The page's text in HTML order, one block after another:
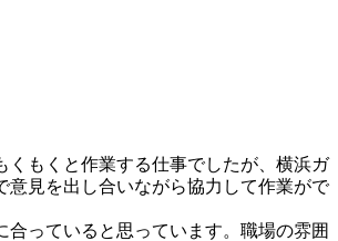
くもくと作業する仕事でしたが、横浜ガ
意見を出し合いながら協力して作業がで
合っていると思っています。職場の雰囲